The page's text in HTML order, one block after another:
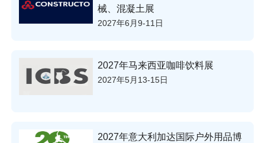
械、混凝土展
2027年6月9-11日
2027年马来西亚咖啡饮料展
2027年5月13-15日
2027年意大利加达国际户外用品博